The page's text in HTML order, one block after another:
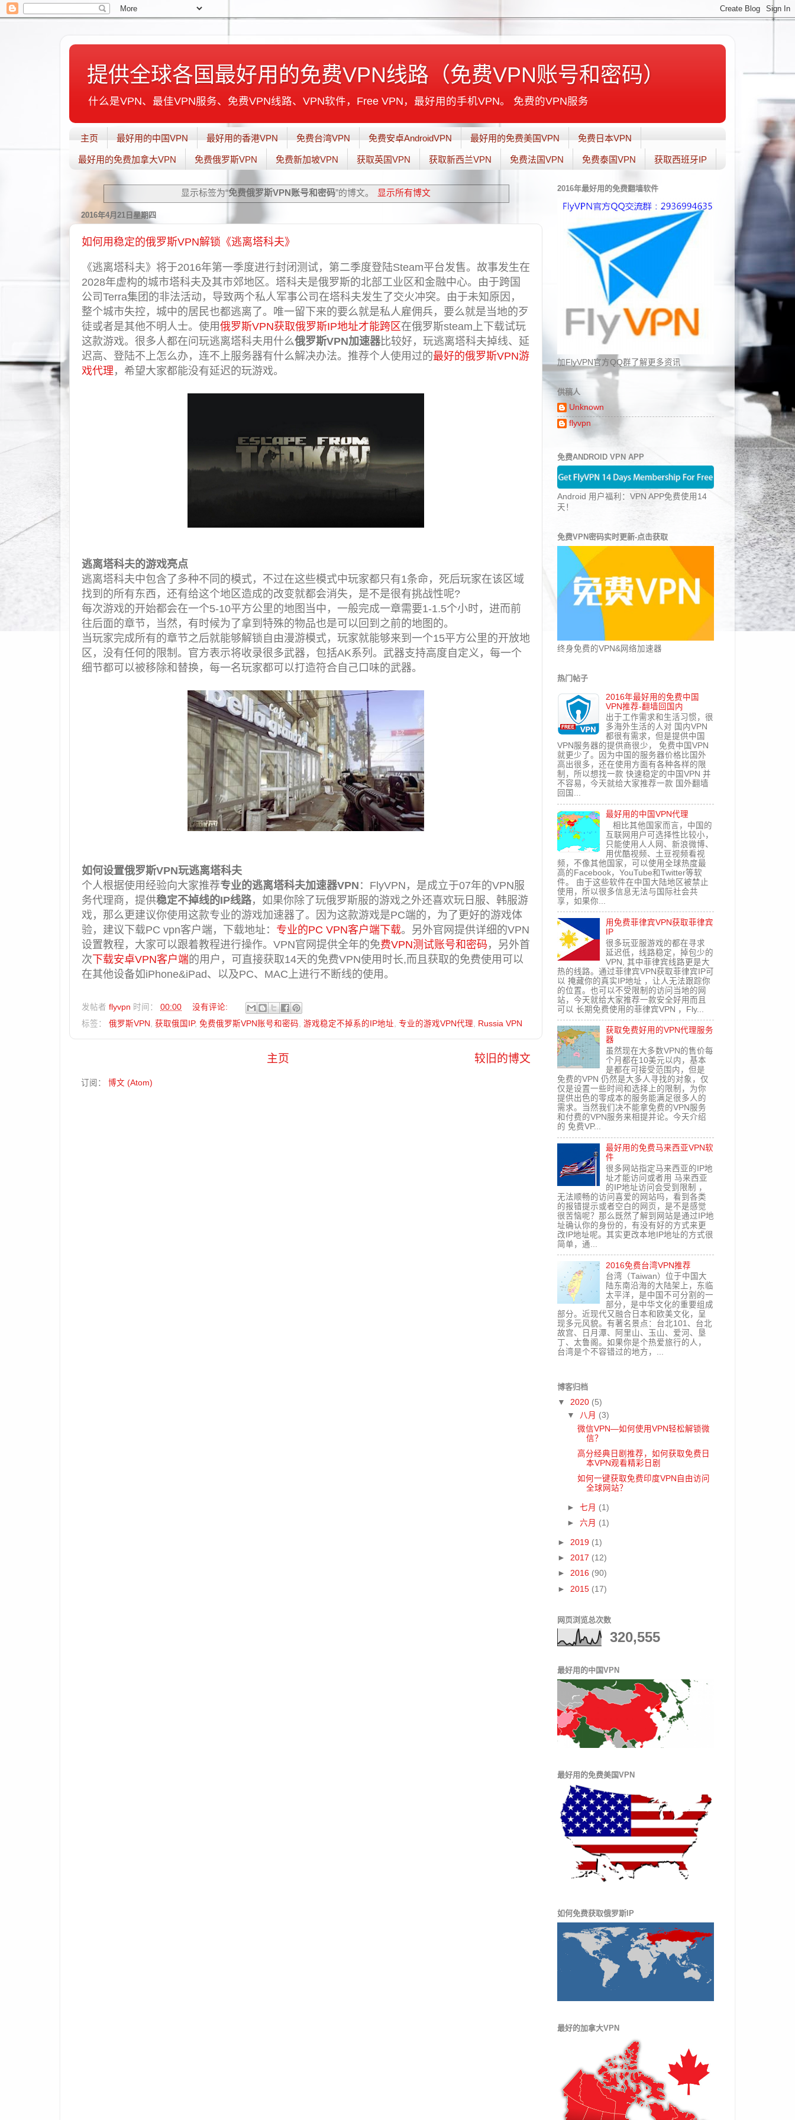
提供全球各国最好用的免费VPN线路（免费VPN账号和密码）
什么是VPN、最佳VPN服务、免费VPN线路、VPN软件，Free VPN，最好用的手机VPN。 免费的VPN服务
主页 最好用的中国VPN 最好用的香港VPN 免费台湾VPN 免费安卓AndroidVPN 最好用的免费美国VPN 免费日本VPN
最好用的免费加拿大VPN 免费俄罗斯VPN 免费新加坡VPN 获取英国VPN 获取新西兰VPN 免费法国VPN 免费泰国VPN 获取西班牙IP
显示标签为“免费俄罗斯VPN账号和密码”的博文。 显示所有博文
2016年4月21日星期四
如何用稳定的俄罗斯VPN解锁《逃离塔科夫》
《逃离塔科夫》将于2016年第一季度进行封闭测试，第二季度登陆Steam平台发售。故事发生在
2028年虚构的城市塔科夫及其市郊地区。塔科夫是俄罗斯的北部工业区和金融中心。由于跨国
公司Terra集团的非法活动，导致两个私人军事公司在塔科夫发生了交火冲突。由于未知原因，
整个城市失控，城中的居民也都逃离了。唯一留下来的要么就是私人雇佣兵，要么就是当地的歹
徒或者是其他不明人士。使用俄罗斯VPN获取俄罗斯IP地址才能跨区在俄罗斯steam上下载试玩
这款游戏。很多人都在问玩逃离塔科夫用什么俄罗斯VPN加速器比较好，玩逃离塔科夫掉线、延
迟高、登陆不上怎么办，连不上服务器有什么解决办法。推荐个人使用过的最好的俄罗斯VPN游
戏代理 ，希望大家都能没有延迟的玩游戏。
逃离塔科夫的游戏亮点
逃离塔科夫中包含了多种不同的模式，不过在这些模式中玩家都只有1条命，死后玩家在该区域
找到的所有东西，还有给这个地区造成的改变就都会消失，是不是很有挑战性呢?
每次游戏的开始都会在一个5-10平方公里的地图当中，一般完成一章需要1-1.5个小时，进而前
往后面的章节，当然，有时候为了拿到特殊的物品也是可以回到之前的地图的。
当玩家完成所有的章节之后就能够解锁自由漫游模式，玩家就能够来到一个15平方公里的开放地
区，没有任何的限制。官方表示将收录很多武器，包括AK系列。武器支持高度自定义，每一个
细节都可以被移除和替换，每一名玩家都可以打造符合自己口味的武器。
如何设置俄罗斯VPN玩逃离塔科夫
个人根据使用经验向大家推荐专业的逃离塔科夫加速器VPN ：FlyVPN，是成立于07年的VPN服
务代理商，提供稳定不掉线的IP线路，如果你除了玩俄罗斯服的游戏之外还喜欢玩日服、韩服游
戏，那么更建议你使用这款专业的游戏加速器了。因为这款游戏是PC端的，为了更好的游戏体
验，建议下载PC vpn客户端，下载地址： 专业的PC VPN客户端下载。另外官网提供详细的VPN
设置教程，大家可以跟着教程进行操作。VPN官网提供全年的免费VPN测试账号和密码 ，另外首
次 下载安卓VPN客户端的用户，可直接获取14天的免费VPN使用时长,而且获取的免费使用可以
在其他设备如iPhone&iPad、以及PC、MAC上进行不断线的使用。
发帖者 flyvpn 时间： 00:00
没有评论:
标签： 俄罗斯VPN 获取俄国IP, 免费俄罗斯VPN账号和密码 游戏稳定不掉系的IP地址 专业的游戏VPN代理 Russia VPN
较旧的博文
主页
订阅： 博文 (Atom)
2016年最好用的免费翻墙软件
加FlyVPN官方QQ群了解更多资讯
供稿人
Unknown
flyvpn
免费ANDROID VPN APP
Android 用户福利：VPN APP免费使用14
天！
免费VPN密码实时更新-点击获取
终身免费的VPN&网络加速器
热门帖子
2016年最好用的免费中国
VPN推荐-翻墙回国内
出于工作需求和生活习惯，很
多海外生活的人对 国内VPN
都很有需求，但是提供中国
VPN服务器的提供商很少， 免费中国VPN
就更少了。因为中国的服务器价格比国外
高出很多，还在使用方面有各种各样的限
制，所以想找一款 快速稳定的中国VPN 并
不容易，今天就给大家推荐一款 国外翻墙
回国...
最好用的中国VPN代理
相比其他国家而言，中国的
互联网用户可选择性比较小，
只能使用人人网、新浪微博、
用优酷视频、土豆视频看视
频，不像其他国家，可以使用全球热度最
高的Facebook，YouTube和Twitter等软
件。 由于这些软件在中国大陆地区被禁止
使用，所以很多信息无法与国际社会共
享，如果你...
用免费菲律宾VPN获取菲律宾
IP
很多玩亚服游戏的都在寻求
延迟低，线路稳定，掉包少的
VPN, 其中菲律宾线路更是大
热的线路。通过菲律宾VPN获取菲律宾IP可
以 掩藏你的真实IP地址 ，让人无法跟踪你
的位置。也可以不受限制的访问当地的网
站，今天就给大家推荐一款安全好用而且
可以 长期免费使用的菲律宾VPN ，Fly...
获取免费好用的VPN代理服务
器
虽然现在大多数VPN的售价每
个月都在10美元以内，基本
是都在可接受范围内，但是
免费的VPN 仍然是大多人寻找的对象，仅
仅是设置一些时间和选择上的限制，为你
提供出色的零成本的服务能满足很多人的
需求。当然我们决不能拿免费的VPN服务
和付费的VPN服务来相提并论。今天介绍
的 免费VP...
最好用的免费马来西亚VPN软
件
很多网站指定马来西亚的IP地
址才能访问或者用 马来西亚
的IP地址访问会受到限制 ，
无法顺畅的访问喜爱的网站吗，看到各类
的报错提示或者空白的网页，是不是感觉
很苦恼呢？那么既然了解到网站是通过IP地
址确认你的身份的，有没有好的方式来更
改IP地址呢。其实更改本地IP地址的方式很
简单，通...
2016免费台湾VPN推荐
台湾（Taiwan）位于中国大
陆东南沿海的大陆架上，东临
太平洋，是中国不可分割的一
部分，是中华文化的重要组成
部分。近现代又融合日本和欧美文化，呈
现多元风貌。有著名景点：台北101、台北
故宫、日月潭、阿里山、玉山、爱河、垦
丁、太鲁阁。如果你是个热爱旅行的人，
台湾是个不容错过的地方，...
博客归档
▼ 2020 (5)
▼ 八月 (3)
微信VPN—如何使用VPN轻松解锁微
信？
高分经典日剧推荐，如何获取免费日
本VPN观看精彩日剧
如何一键获取免费印度VPN自由访问
全球网站？
►七月 (1)
►六月 (1)
► 2019 (1)
► 2017 (12)
► 2016 (90)
► 2015 (17)
网页浏览总次数
320,555
最好用的中国VPN
最好用的免费美国VPN
如何免费获取俄罗斯IP
最好的加拿大VPN